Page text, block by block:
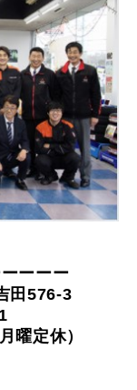
ーーー
田576-3
曜定休）